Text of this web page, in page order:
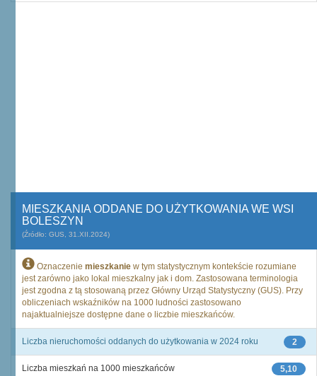
MIESZKANIA ODDANE DO UŻYTKOWANIA WE WSI
BOLESZYN
(Źródło: GUS, 31.XII.2024)
Oznaczenie mieszkanie w tym statystycznym kontekście rozumiane
jest zarówno jako lokal mieszkalny jak i dom. Zastosowana terminologia
jest zgodna z tą stosowaną przez Główny Urząd Statystyczny (GUS). Przy
obliczeniach wskaźników na 1000 ludności zastosowano
najaktualniejsze dostępne dane o liczbie mieszkańców.
2
Liczba nieruchomości oddanych do użytkowania w 2024 roku
5,10
Liczba mieszkań na 1000 mieszkańców